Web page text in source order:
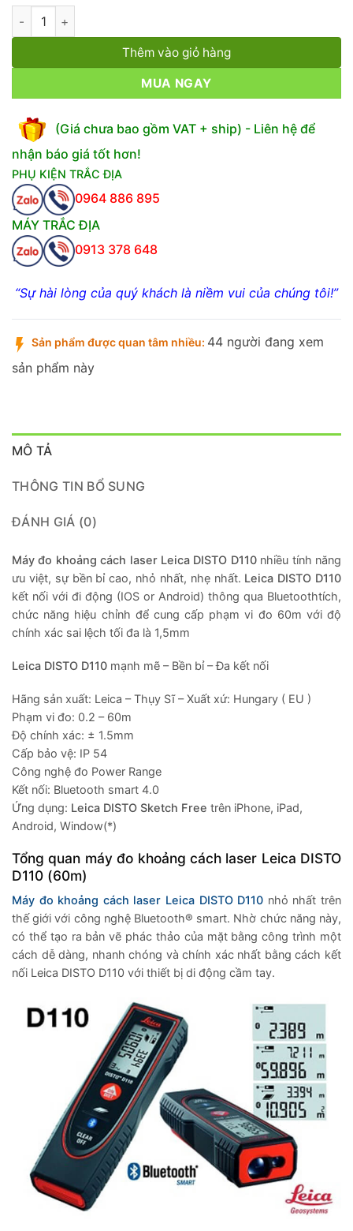
Máy đo khoảng cách laser Leica DISTO D110 số lượng
Thêm vào giỏ hàng
MUA NGAY
(Giá chưa bao gồm VAT + ship) - Liên hệ để
nhận báo giá tốt hơn!
PHỤ KIỆN TRẮC ĐỊA
0964 886 895
MÁY TRẮC ĐỊA
0913 378 648
“Sự hài lòng của quý khách là niềm vui của chúng tôi!”
Sản phẩm được quan tâm nhiều: 44 người đang xem
sản phẩm này
MÔ TẢ
THÔNG TIN BỔ SUNG
ĐÁNH GIÁ (0)
Máyđo khoảng cách laser Leica DISTO D110 nhiều tính năng
ưu việt, sự bền bỉ cao, nhỏ nhất, nhẹ nhất. Leica DISTO D110
kết nối với đi động (IOS or Android) thông qua Bluetoothtích,
chức năng hiệu chỉnh để cung cấp phạm vi đo 60m với độ
chính xác sai lệch tối đa là 1,5mm
Leica DISTO D110 mạnh mẽ – Bền bỉ – Đa kết nối
Hãng sản xuất: Leica – Thụy Sĩ – Xuất xứ: Hungary ( EU )
Phạm vi đo: 0.2 – 60m
Độ chính xác: ± 1.5mm
Cấp bảo vệ: IP 54
Công nghệ đo Power Range
Kết nối: Bluetooth smart 4.0
Ứng dụng: Leica DISTO Sketch Free trên iPhone, iPad,
Android, Window(*)
Tổng quan máy đo khoảng cách laser Leica DISTO
D110 (60m)
Máy đo khoảng cách laser Leica DISTO D110 nhỏ nhất trên
thế giới với công nghệ Bluetooth® smart. Nhờ chức năng này,
có thể tạo ra bản vẽ phác thảo của mặt bằng công trình một
cách dễ dàng, nhanh chóng và chính xác nhất bằng cách kết
nối Leica DISTO D110 với thiết bị di động cầm tay.